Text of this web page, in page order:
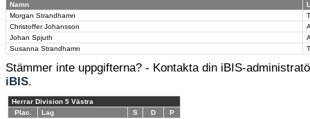
Namn
Morgan Strandhamn
Christoffer Johansson
Johan Spjuth
Susanna Strandhamn
Stämmer inte uppgifterna? - Kontakta din iBIS-
iBIS.
Herrar Division 5 Västra
Plac.
Lag S D P